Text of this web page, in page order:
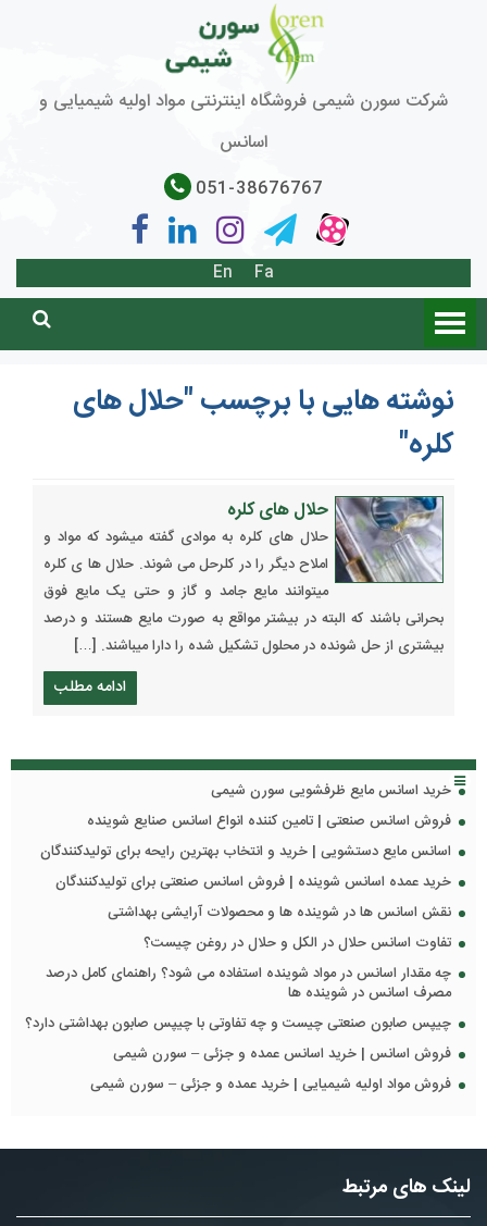
شرکت سورن شیمی فروشگاه اینترنتی مواد اولیه شیمیایی و
اسانس
051-38676767
Fa
En
نوشته هایی با برچسب "حلال های
کلره"
حلال های کلره
حلال های کلره به موادی گفته میشود که مواد و
املاح دیگر را در کلرحل می شوند. حلال ها ی کلره
میتوانند مایع جامد و گاز و حتی یک مایع فوق
بحرانی باشند که البته در بیشتر مواقع به صورت مایع هستند و درصد
بیشتری از حل شونده در محلول تشکیل شده را دارا میباشند. […]
ادامه مطلب
خرید اسانس مایع ظرفشویی سورن شیمی
فروش اسانس صنعتی | تامین کننده انواع اسانس صنایع شوینده
اسانس مایع دستشویی | خرید و انتخاب بهترین رایحه برای تولیدکنندگان
خرید عمده اسانس شوینده | فروش اسانس صنعتی برای تولیدکنندگان
نقش اسانس ها در شوینده ها و محصولات آرایشی بهداشتی
تفاوت اسانس حلال در الکل و حلال در روغن چیست؟
چه مقدار اسانس در مواد شوینده استفاده می شود؟ راهنمای کامل درصد
مصرف اسانس در شوینده ها
چیپس صابون صنعتی چیست و چه تفاوتی با چیپس صابون بهداشتی دارد؟
فروش اسانس | خرید اسانس عمده و جزئی – سورن شیمی
فروش مواد اولیه شیمیایی | خرید عمده و جزئی – سورن شیمی
لینک های مرتبط